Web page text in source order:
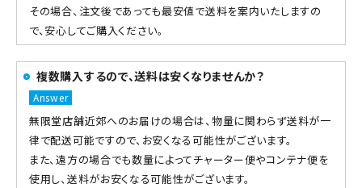
その場合、注文後であっても最安値で送料を案内いたしますの
で、安心してご購入ください。
複数購入するので、送料は安くなりませんか？
無限堂店舗近郊へのお届けの場合は、物量に関わらず送料が一
律で配送可能ですので、お安くなる可能性がございます。
また、遠方の場合でも数量によってチャーター便やコンテナ便を
使用し、送料がお安くなる可能性がございます。